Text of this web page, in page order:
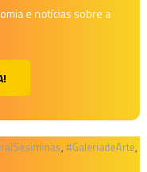
e notícias sobre a
, #GaleriadeArte,